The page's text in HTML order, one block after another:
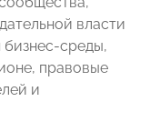
власти
среды,
правовые
и